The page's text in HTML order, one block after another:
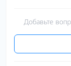
Добавьте